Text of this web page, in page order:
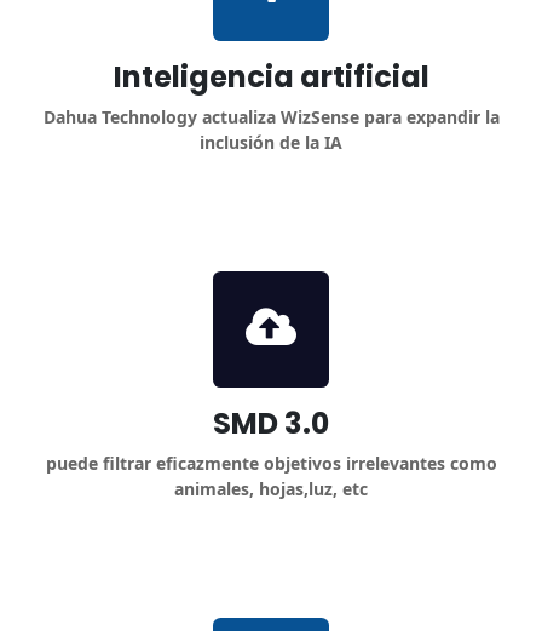
Inteligencia artificial
Dahua Technology actualiza WizSense para expandir la
inclusión de la IA
SMD 3.0
puede filtrar eficazmente objetivos irrelevantes como
animales, hojas,luz, etc